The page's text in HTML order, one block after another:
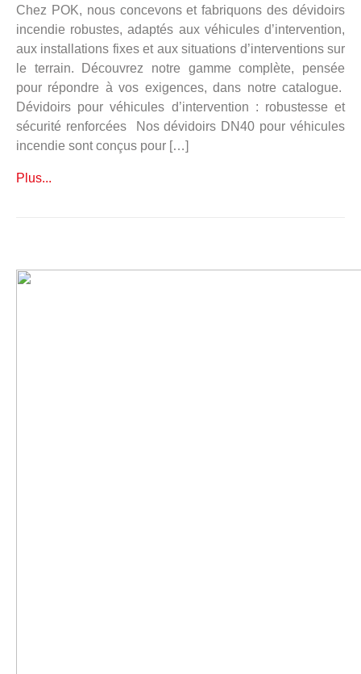
Chez POK, nous concevons et fabriquons des dévidoirs
incendie robustes, adaptés aux véhicules d’intervention,
aux installations fixes et aux situations d’interventions sur
le terrain. Découvrez notre gamme complète, pensée
pour répondre à vos exigences, dans notre catalogue.
Dévidoirs pour véhicules d’intervention : robustesse et
sécurité renforcées Nos dévidoirs DN40 pour véhicules
incendie sont conçus pour […]
Plus...